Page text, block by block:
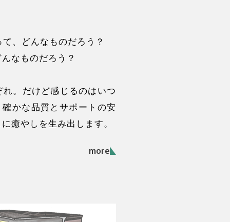
、どんなものだろう？
なものだろう？
。だけど感じるのはいつ
かな品質とサポートの安
癒やしを生み出します。
more